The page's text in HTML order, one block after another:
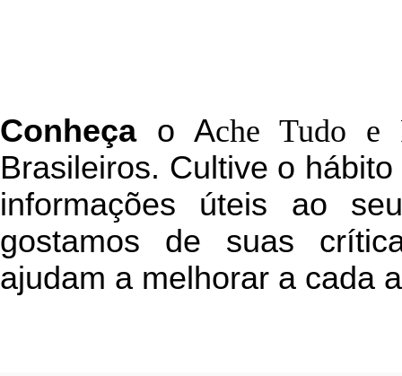
Conheçao Ache Tudo e
Brasileiros. Cultive o
informações úteis ao
gostamos de suas
ajudam a melhorar a cada